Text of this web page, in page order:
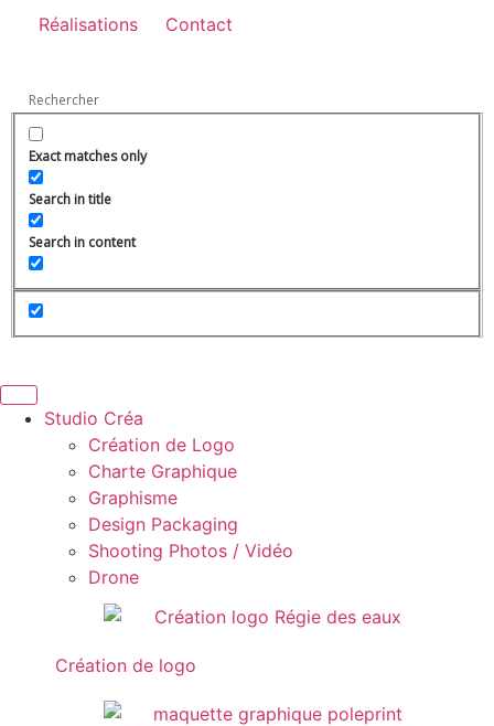
Réalisations Contact
Exact matches only
Search in title
Search in content
Studio Créa
Création de Logo
Charte Graphique
Graphisme
Design Packaging
Shooting Photos / Vidéo
Drone
Création de logo